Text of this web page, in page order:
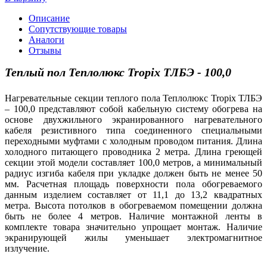
Описание
Сопутствующие товары
Аналоги
Отзывы
Теплый пол Теплолюкс Tropix ТЛБЭ - 100,0
Нагревательные секции теплого пола Теплолюкс Tropix ТЛБЭ
– 100,0 представляют собой кабельную систему обогрева на
основе двухжильного экранированного нагревательного
кабеля резистивного типа соединенного специальными
переходными муфтами с холодным проводом питания. Длина
холодного питающего проводника 2 метра. Длина греющей
секции этой модели составляет 100,0 метров, а минимальный
радиус изгиба кабеля при укладке должен быть не менее 50
мм. Расчетная площадь поверхности пола обогреваемого
данным изделием составляет от 11,1 до 13,2 квадратных
метра. Высота потолков в обогреваемом помещении должна
быть не более 4 метров. Наличие монтажной ленты в
комплекте товара значительно упрощает монтаж. Наличие
экранирующей жилы уменьшает электромагнитное
излучение.